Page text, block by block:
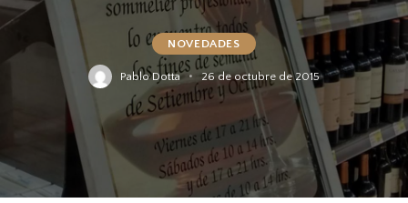
NOVEDADES
Pablo Dotta 26 de octubre de 2015